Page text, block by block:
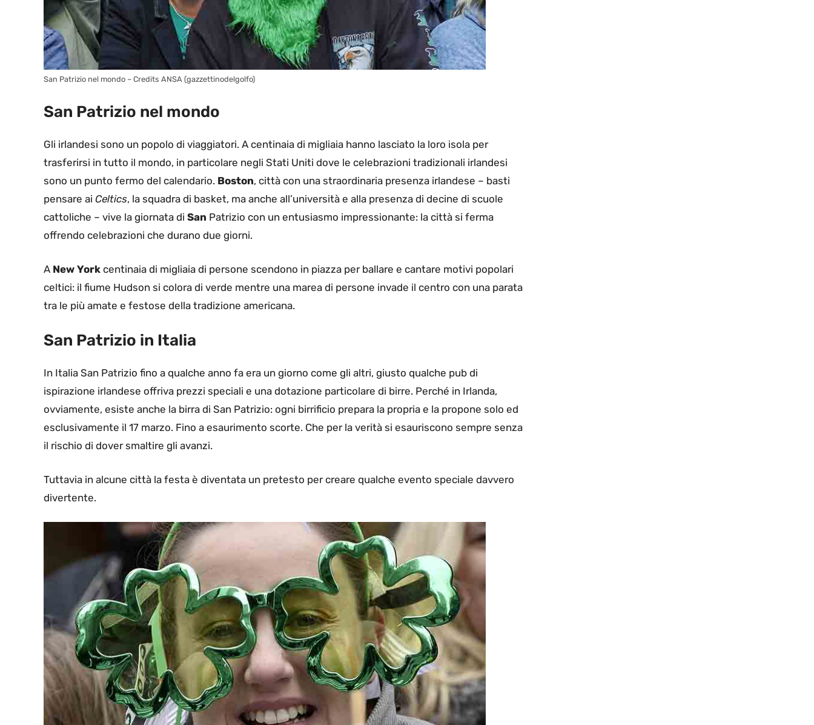
San Patrizio nel mondo – Credits ANSA (gazzettinodelgolfo)
San Patrizio nel mondo
Gli irlandesi sono un popolo di viaggiatori. A centinaia di migliaia hanno lasciato la loro isola per
trasferirsi in tutto il mondo, in particolare negli Stati Uniti dove le celebrazioni tradizionali irlandesi
sono un punto fermo del calendario. Boston, città con una straordinaria presenza irlandese – basti
pensare ai Celtics, la squadra di basket, ma anche all’università e alla presenza di decine di scuole
cattoliche – vive la giornata di San Patrizio con un entusiasmo impressionante: la città si ferma
offrendo celebrazioni che durano due giorni.
A New York centinaia di migliaia di persone scendono in piazza per ballare e cantare motivi popolari
celtici: il fiume Hudson si colora di verde mentre una marea di persone invade il centro con una parata
tra le più amate e festose della tradizione americana.
San Patrizio in Italia
In Italia San Patrizio fino a qualche anno fa era un giorno come gli altri, giusto qualche pub di
ispirazione irlandese offriva prezzi speciali e una dotazione particolare di birre. Perché in Irlanda,
ovviamente, esiste anche la birra di San Patrizio: ogni birrificio prepara la propria e la propone solo ed
esclusivamente il 17 marzo. Fino a esaurimento scorte. Che per la verità si esauriscono sempre senza
il rischio di dover smaltire gli avanzi.
Tuttavia in alcune città la festa è diventata un pretesto per creare qualche evento speciale davvero
divertente.